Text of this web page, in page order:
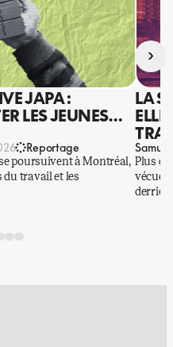
JAPA :
LES JEUNES…
Reportage
poursuivent à Montréal,
travail et les
LA
Plus
vécues
›